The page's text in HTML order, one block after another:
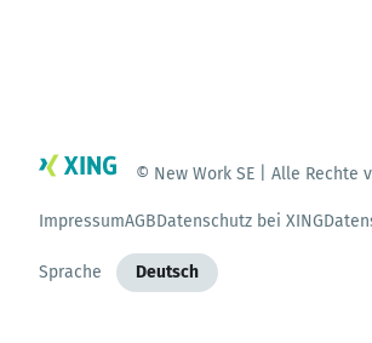
© New Work SE | Alle Rechte
ImpressumAGBDatenschutz bei XING
Sprache Deutsch